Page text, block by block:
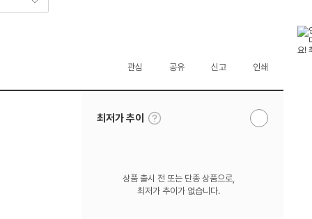
관심 공유 신고 인쇄
최저가 추이
툴
팁
알
상품 출시 전 또는 단종 상품으로,
최저가 추이가 없습니다.